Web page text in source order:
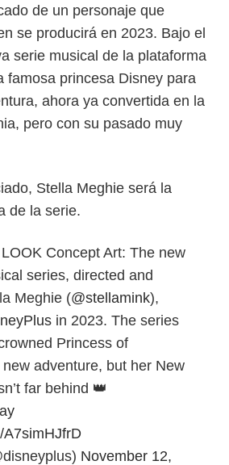
de un personaje que
se producirá en 2023. Bajo el
serie musical de la plataforma
famosa princesa Disney para
ahora ya convertida en la
pero con su pasado muy
Stella Meghie será la
de la serie.
Concept Art: The new
series, directed and
Meghie (@stellamink),
in 2023. The series
Princess of
adventure, but her New
far behind 👑
November 12,